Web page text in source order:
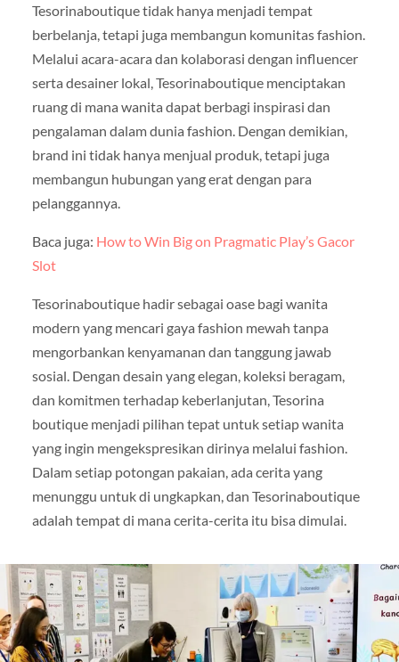
Tesorinaboutique tidak hanya menjadi tempat
berbelanja, tetapi juga membangun komunitas fashion.
Melalui acara-acara dan kolaborasi dengan influencer
serta desainer lokal, Tesorinaboutique menciptakan
ruang di mana wanita dapat berbagi inspirasi dan
pengalaman dalam dunia fashion. Dengan demikian,
brand ini tidak hanya menjual produk, tetapi juga
membangun hubungan yang erat dengan para
pelanggannya.
Baca juga: How to Win Big on Pragmatic Play’s Gacor
Slot
Tesorinaboutique hadir sebagai oase bagi wanita
modern yang mencari gaya fashion mewah tanpa
mengorbankan kenyamanan dan tanggung jawab
sosial. Dengan desain yang elegan, koleksi beragam,
dan komitmen terhadap keberlanjutan, Tesorina
boutique menjadi pilihan tepat untuk setiap wanita
yang ingin mengekspresikan dirinya melalui fashion.
Dalam setiap potongan pakaian, ada cerita yang
menunggu untuk di ungkapkan, dan Tesorinaboutique
adalah tempat di mana cerita-cerita itu bisa dimulai.